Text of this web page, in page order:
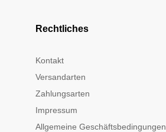
Rechtliches
Kontakt
Versandarten
Zahlungsarten
Impressum
Allgemeine Geschäftsbedingungen